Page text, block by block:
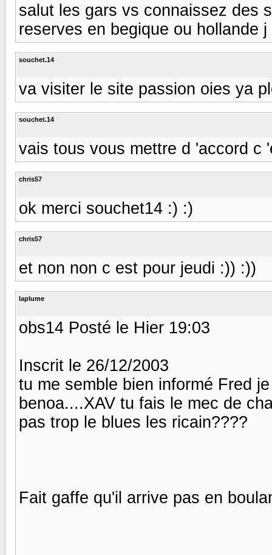
salut les gars vs connaissez des
reserves en begique ou hollande
souchet.14
va visiter le site passion oies ya
souchet.14
vais tous vous mettre d 'accord c
chris57
ok merci souchet14 :) :)
chris57
et non non c est pour jeudi :)) :))
laplume
obs14 Posté le Hier 19:03
Inscrit le 26/12/2003
tu me semble bien informé Fred
benoa....XAV tu fais le mec de
pas trop le blues les ricain????
Fait gaffe qu'il arrive pas en